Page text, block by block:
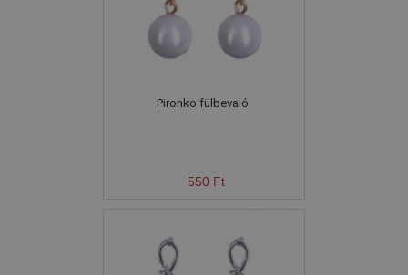
Pironko fülbevaló
550 Ft